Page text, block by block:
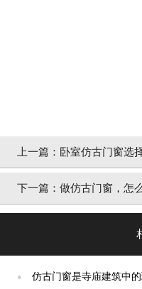
上一篇： 卧室仿古门窗选
下一篇： 做仿古门窗，怎
●
仿古门窗是寺庙建筑中的